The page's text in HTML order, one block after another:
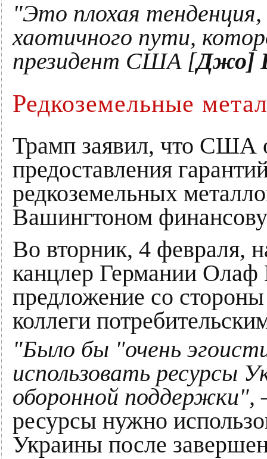
"Это плохая
хаотичного пути,
президент США [Джо]
Редкоземельные
Трамп заявил, что США
предоставления
редкоземельных
Вашингтоном
Во вторник, 4 февраля,
канцлер Германии Олаф
предложение со
коллеги
"Было бы "очень
использовать ресурсы
оборонной поддержки",
ресурсы нужно
Украины после